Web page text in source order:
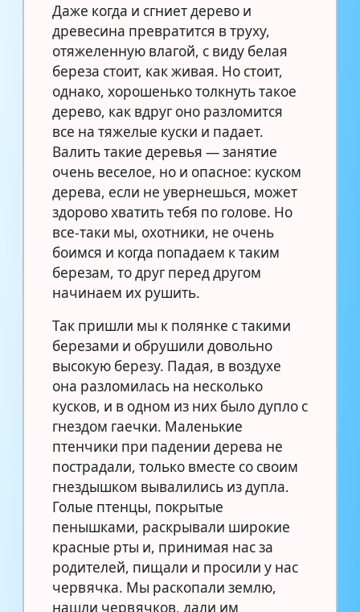
Даже когда и сгниет дерево и
древесина превратится в труху,
отяжеленную влагой, с виду белая
береза стоит, как живая. Но стоит,
однако, хорошенько толкнуть такое
дерево, как вдруг оно разломится
все на тяжелые куски и падает.
Валить такие деревья — занятие
очень веселое, но и опасное: куском
дерева, если не увернешься, может
здорово хватить тебя по голове. Но
все-таки мы, охотники, не очень
боимся и когда попадаем к таким
березам, то друг перед другом
начинаем их рушить.
Так пришли мы к полянке с такими
березами и обрушили довольно
высокую березу. Падая, в воздухе
она разломилась на несколько
кусков, и в одном из них было дупло с
гнездом гаечки. Маленькие
птенчики при падении дерева не
пострадали, только вместе со своим
гнездышком вывалились из дупла.
Голые птенцы, покрытые
пенышками, раскрывали широкие
красные рты и, принимая нас за
родителей, пищали и просили у нас
червячка. Мы раскопали землю,
нашли червячков, дали им